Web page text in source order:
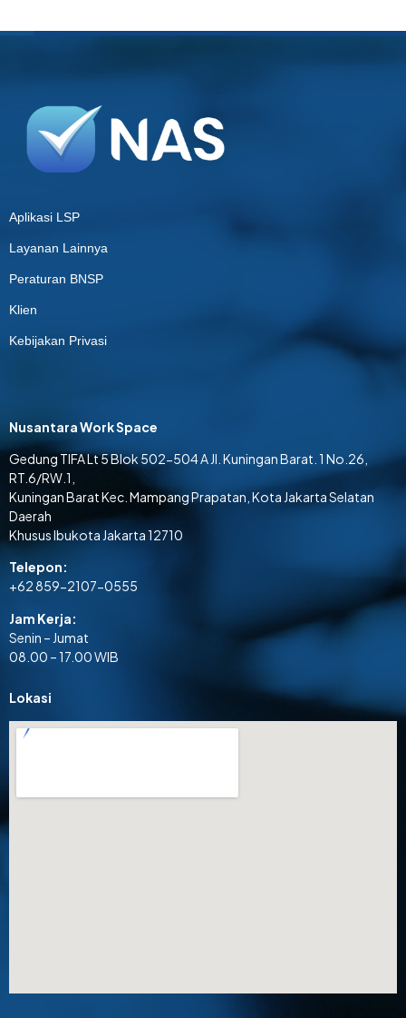
Aplikasi LSP
Layanan Lainnya
Peraturan BNSP
Klien
Kebijakan Privasi
Nusantara Work Space
Gedung TIFA Lt 5 Blok 502-504 A Jl. Kuningan Barat. 1 No.26,
RT.6/RW.1,
Kuningan Barat Kec. Mampang Prapatan, Kota Jakarta Selatan
Daerah
Khusus Ibukota Jakarta 12710
Telepon:
+62 859-2107-0555
Jam Kerja:
Senin – Jumat
08.00 – 17.00 WIB
Lokasi